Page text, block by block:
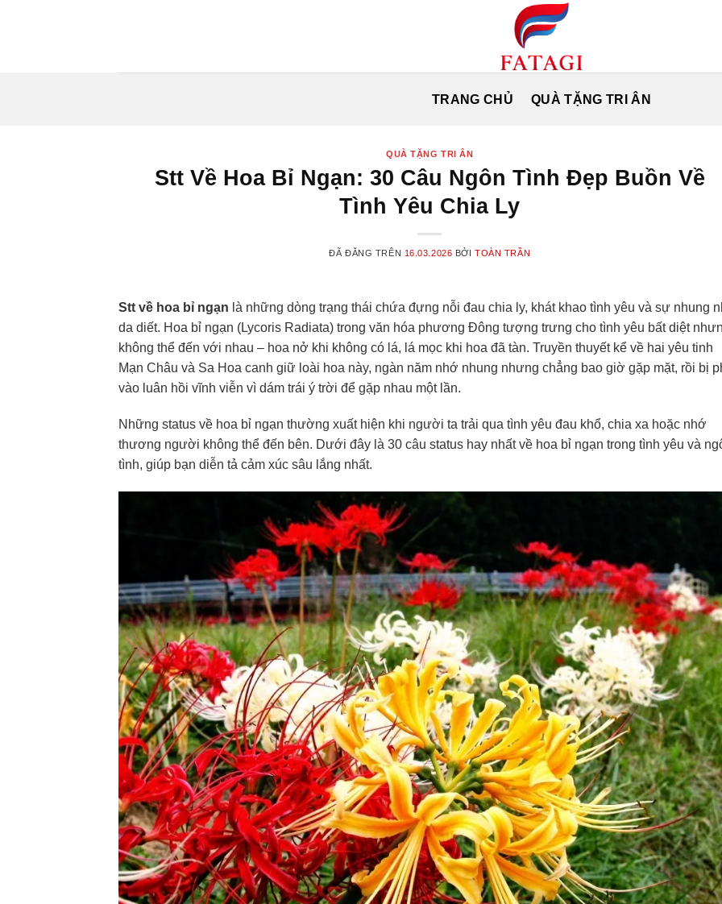
TRANG CHỦ QUÀ TẶNG TRI ÂN
QUÀ TẶNG TRI ÂN
Stt Về Hoa Bỉ Ngạn: 30 Câu Ngôn Tình Đẹp Buồn Về
Tình Yêu Chia Ly
ĐÃ ĐĂNG TRÊN 16.03.2026 BỞITOÀN TRẦN
Stt về hoa bỉ ngạn là những dòng trạng thái chứa đựng nỗi đau chia ly, khát khao tình yêu và sự nhung
da diết. Hoa bỉ ngạn (Lycoris Radiata) trong văn hóa phương Đông tượng trưng cho tình yêu bất diệt
không thể đến với nhau – hoa nở khi không có lá, lá mọc khi hoa đã tàn. Truyền thuyết kể về hai yêu tinh
Mạn Châu và Sa Hoa canh giữ loài hoa này, ngàn năm nhớ nhung nhưng chẳng bao giờ gặp mặt, rồi bị
vào luân hồi vĩnh viễn vì dám trái ý trời để gặp nhau một lần.
Những status về hoa bỉ ngạn thường xuất hiện khi người ta trải qua tình yêu đau khổ, chia xa hoặc nhớ
thương người không thể đến bên. Dưới đây là 30 câu status hay nhất về hoa bỉ ngạn trong tình yêu và
tình, giúp bạn diễn tả cảm xúc sâu lắng nhất.